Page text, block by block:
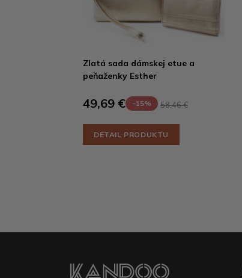
Zlatá sada dámskej etue a
peňaženky Esther
49,69 € -15% 58,46 €
DETAIL PRODUKTU